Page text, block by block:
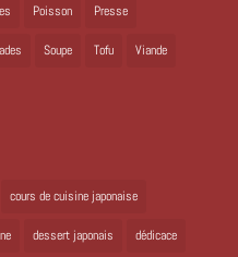
Poisson Presse
Soupe Tofu Viande
cours de cuisine japonaise
dessert japonais dédicace